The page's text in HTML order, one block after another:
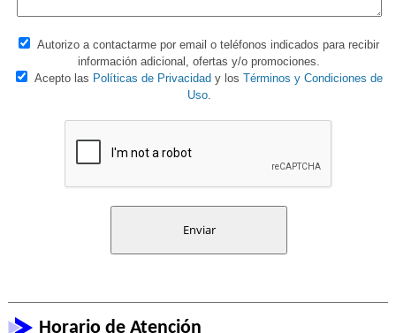
Autorizo a contactarme por email o teléfonos indicados para recibir
información adicional, ofertas y/o promociones.
Acepto las Políticas de Privacidad y los Términos y Condiciones de
Uso.
Horario de Atención